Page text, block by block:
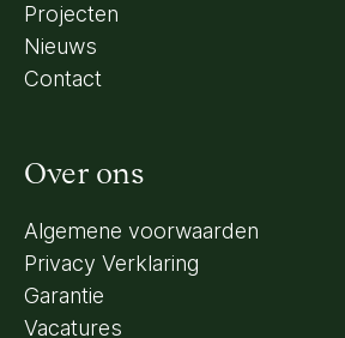
Projecten
Nieuws
Contact
Over ons
Algemene voorwaarden
Privacy Verklaring
Garantie
Vacatures